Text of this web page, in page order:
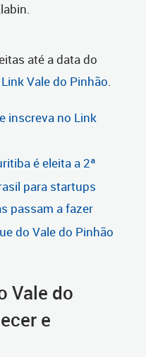
até a data do
Vale do Pinhão.
inscreva no Link
é eleita a 2ª
para startups
passam a fazer
do Vale do Pinhão
Vale do
e